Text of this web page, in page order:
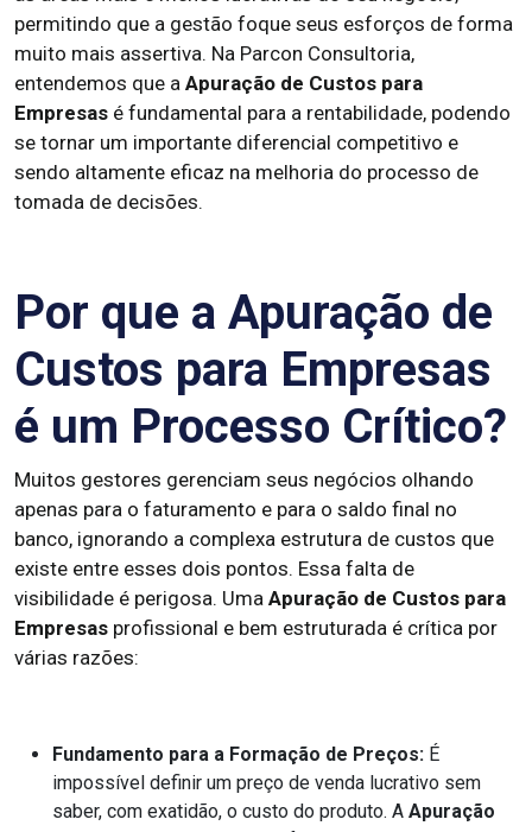
permitindo que a gestão foque seus esforços de forma
muito mais assertiva. Na Parcon Consultoria,
entendemos que a Apuração de Custos para
Empresas é fundamental para a rentabilidade, podendo
se tornar um importante diferencial competitivo e
sendo altamente eficaz na melhoria do processo de
tomada de decisões.
Por que a Apuração de
Custos para Empresas
é um Processo Crítico?
Muitos gestores gerenciam seus negócios olhando
apenas para o faturamento e para o saldo final no
banco, ignorando a complexa estrutura de custos que
existe entre esses dois pontos. Essa falta de
visibilidade é perigosa. Uma Apuração de Custos para
Empresas profissional e bem estruturada é crítica por
várias razões:
Fundamento para a Formação de Preços: É
impossível definir um preço de venda lucrativo sem
saber, com exatidão, o custo do produto. A Apuração